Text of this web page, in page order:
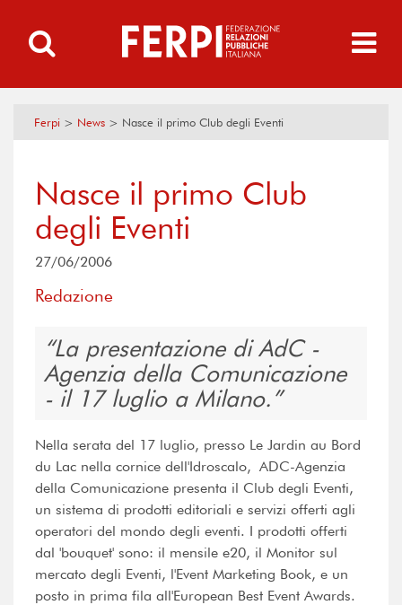
Ferpi > News > Nasce il primo Club degli Eventi
Nasce il primo Club
degli Eventi
27/06/2006
Redazione
La presentazione di AdC -
Agenzia della Comunicazione
- il 17 luglio a Milano.
Nella serata del 17 luglio, presso Le Jardin au Bord
du Lac nella cornice dell'Idroscalo, ADC-Agenzia
della Comunicazione presenta il Club degli Eventi,
un sistema di prodotti editoriali e servizi offerti agli
operatori del mondo degli eventi. I prodotti offerti
dal 'bouquet' sono: il mensile e20, il Monitor sul
mercato degli Eventi, l'Event Marketing Book, e un
posto in prima fila all'European Best Event Awards.